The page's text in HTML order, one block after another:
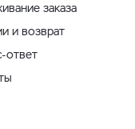
заказа
и возврат
ответ